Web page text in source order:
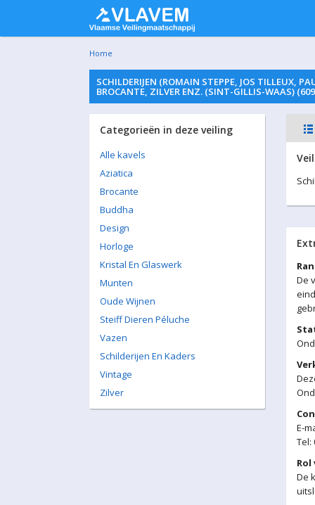
Home
SCHILDERIJEN (ROMAIN STEPPE, JOS TILLEUX,
BROCANTE, ZILVER ENZ. (SINT-GILLIS-WAAS)
Categorieën in deze veiling
Alle kavels
Aziatica
Brocante
Buddha
Design
Horloge
Kristal En Glaswerk
Munten
Oude Wijnen
Steiff Dieren Péluche
Vazen
Schilderijen En Kaders
Vintage
Zilver
De
E-
Tel:
De